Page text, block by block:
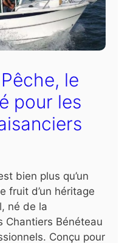
le
pour les
bien plus qu’un
fruit d’un héritage
né de la
Chantiers Bénéteau
Conçu pour